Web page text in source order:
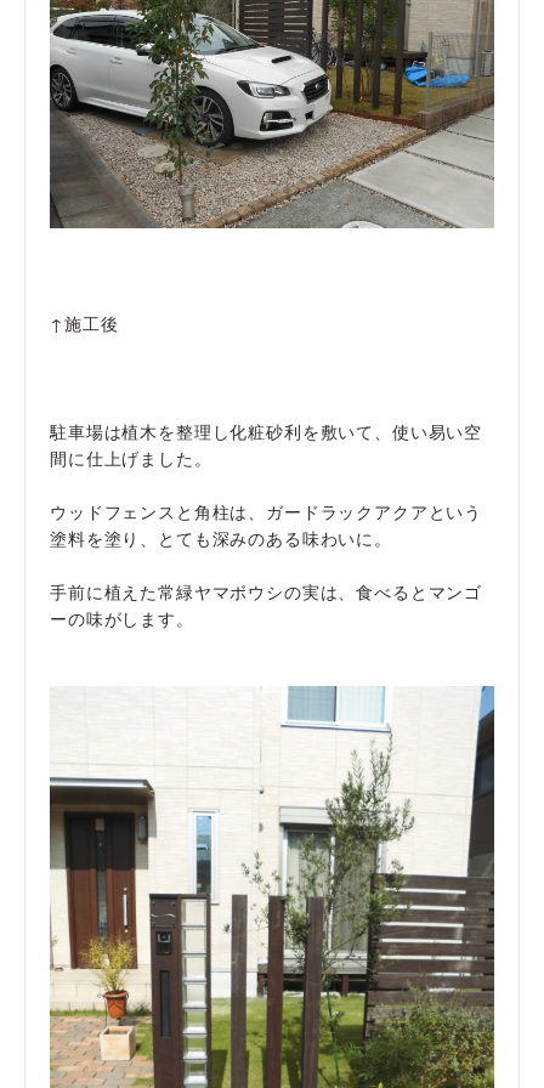
↑施工後
駐車場は植木を整理し化粧砂利を敷いて、使い易い空
間に仕上げました。
ウッドフェンスと角柱は、ガードラックアクアという
塗料を塗り、とても深みのある味わいに。
手前に植えた常緑ヤマボウシの実は、食べるとマンゴ
ーの味がします。